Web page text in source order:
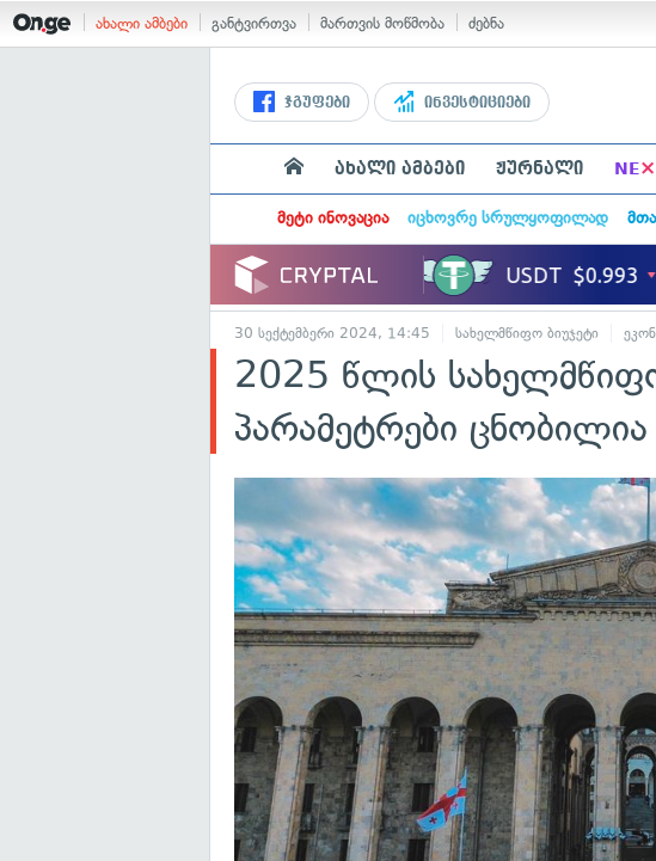
ახალი ამბები განტვირთვა მართვის მოწმობა ძებნა
ჯგუფები ინვესტიციები
ახალი ამბები ჟურნალი NE×
მეტი ინოვაცია იცხოვრე სრულყოფილად
30 სექტემბერი 2024, 14:45 სახელმწიფო ბიუჯეტი
2025 წლის
პარამეტრები ცნობილია